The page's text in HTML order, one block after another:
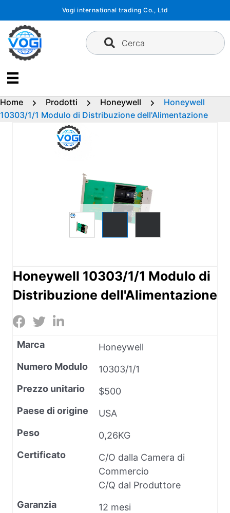
contenuto
Vogi international trading Co., Ltd
Cerca
Home Prodotti Honeywell
Honeywell
10303/1/1 Modulo di Distribuzione dell'Alimentazione
Honeywell 10303/1/1 Modulo di
Distribuzione dell'Alimentazione
Marca
Honeywell
Numero Modulo
10303/1/1
Prezzo unitario
$500
Paese di origine
USA
Peso
0,26KG
Certificato
C/O dalla Camera di
Commercio
C/Q dal Produttore
Garanzia
12 mesi